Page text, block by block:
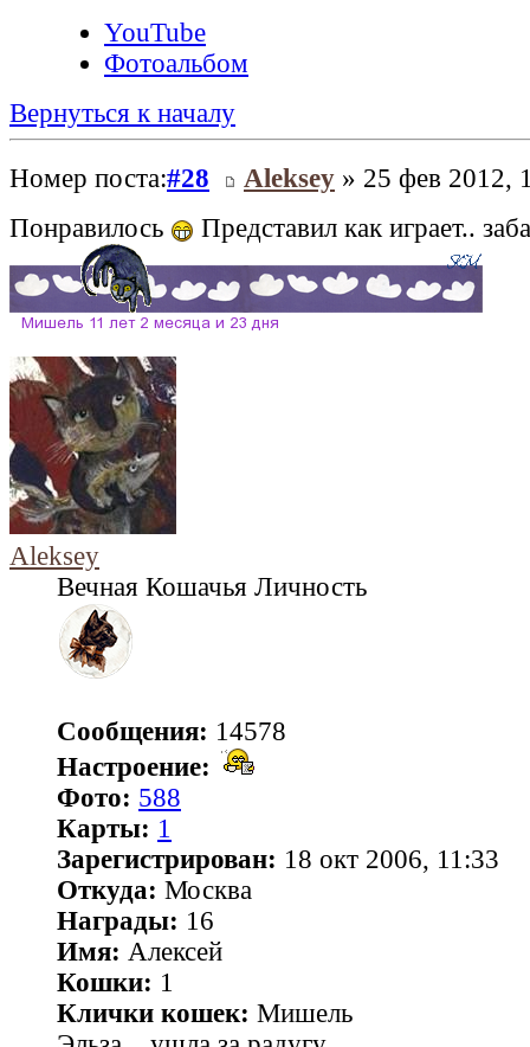
YouTube
Фотоальбом
Вернуться к началу
Номер поста:#28 Aleksey » 25 фев 2012,
Понравилось
Представил как играет..
Aleksey
Вечная Кошачья Личность
Сообщения: 14578
Настроение:
Фото: 588
Карты: 1
Зарегистрирован: 18 окт 2006, 11:33
Откуда: Москва
Награды: 16
Имя: Алексей
Кошки: 1
Клички кошек: Мишель